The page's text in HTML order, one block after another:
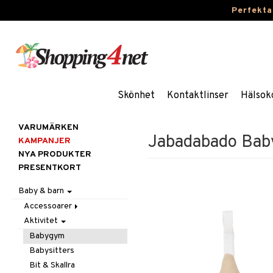
Skönhet Kontaktlinser
Jabadabado
VARUMÄRKEN
KAMPANJER
NYA PRODUKTER
PRESENTKORT
Baby & barn
Accessoarer
För håret
Hattar & Mössor
Övrigt
Plånböcker
Aktivitet
Babygym
Babysitters
Bit & Skallra